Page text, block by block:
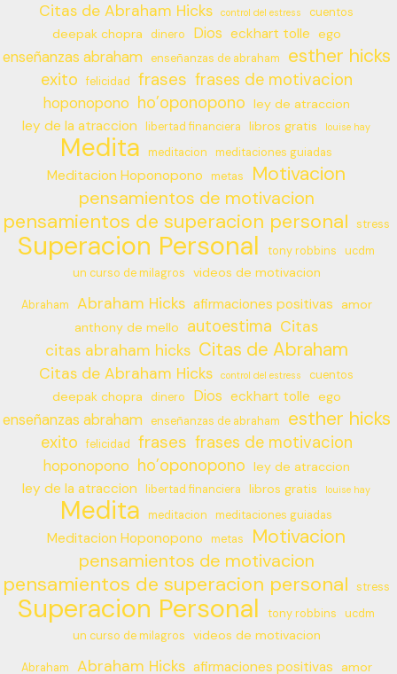
Citas de Abraham Hicks control del estress cuentos
deepak chopra dinero Dios eckhart tolle ego
enseñanzas abraham enseñanzas de abraham esther hicks
exito felicidad frases frases de motivacion
hoponopono ho’oponopono ley de atraccion
ley de la atraccion libertad financiera libros gratis louise hay
Medita meditacion meditaciones guiadas
Meditacion Hoponopono metas Motivacion
pensamientos de motivacion
pensamientos de superacion personal stress
Superacion Personal tony robbins
ucdm
un curso de milagros
videos de motivacion
Abraham Abraham Hicks afirmaciones positivas
amor
anthony de mello
autoestima Citas
citas abraham hicks Citas de Abraham
Citas de Abraham Hicks control del estress cuentos
deepak chopra dinero Dios eckhart tolle ego
enseñanzas abraham enseñanzas de abraham esther hicks
exito felicidad frases frases de motivacion
hoponopono ho’oponopono ley de atraccion
ley de la atraccion libertad financiera libros gratis louise hay
Medita meditacion meditaciones guiadas
Meditacion Hoponopono metas Motivacion
pensamientos de motivacion
pensamientos de superacion personal stress
Superacion Personal tony robbins
ucdm
un curso de milagros
videos de motivacion
Abraham Abraham Hicks afirmaciones positivas amor